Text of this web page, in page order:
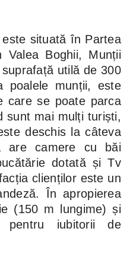
este situată în Partea
Boghii, Munții
utilă de 300
munții, este
care se poate parca
sunt mai mulți turiști,
deschis la câteva
are camere cu băi
dotată și Tv
clienților este un
În apropierea
(150 m lungime) și
pentru iubitorii de